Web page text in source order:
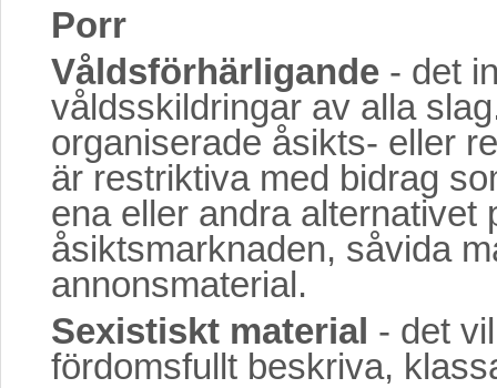
Porr
Våldsförhärligande - det
våldsskildringar av alla
organiserade åsikts- eller
är restriktiva med bidrag
ena eller andra alternativet
åsiktsmarknaden, såvida
annonsmaterial.
Sexistiskt material - det
fördomsfullt beskriva,